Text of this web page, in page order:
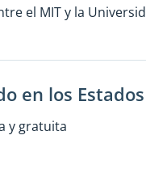
el MIT y la
en los
y gratuita